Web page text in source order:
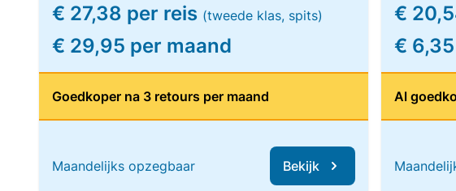
€ 27,38 per reis (tweede klas, spits)
€ 29,95 per maand
Goedkoper na 3 retours per maand
Maandelijks opzegbaar Bekijk
€
€
Al